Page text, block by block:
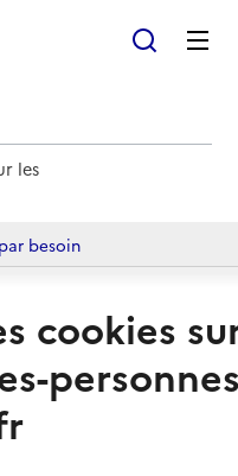
les
besoin
à
Rives de
cookies